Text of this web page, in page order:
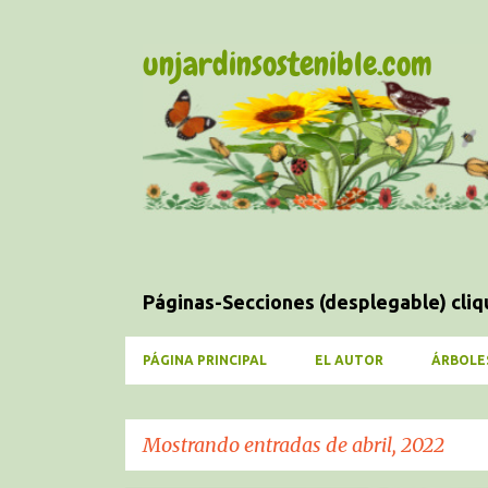
unjardinsostenible.com
Jardinería
Páginas-Secciones (desplegable)
PÁGINA PRINCIPAL EL AUTOR
Mostrando entradas de abril, 2022